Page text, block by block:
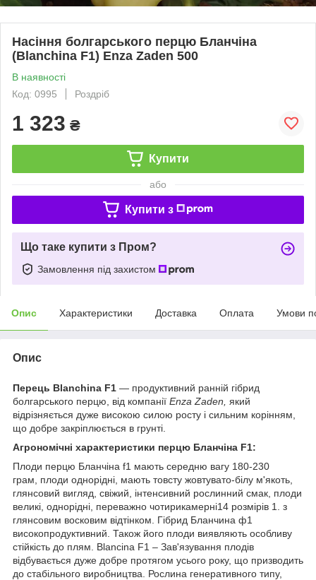
Насіння болгарського перцю Бланчіна
(Blanchina F1) Enza Zaden 500
В наявності
Код: 0995
Роздріб
1 323 ₴
Купити
або
Купити з
Що таке купити з Пром?
Замовлення під захистом
Опис Характеристики Доставка Оплата Умови
Опис
Перець Blanchina F1 — продуктивний ранній гібрид
болгарського перцю, від компанії Enza Zaden, який
відрізняється дуже високою силою росту і сильним корінням,
що добре закріплюється в грунті.
Агрономічні характеристики перцю Бланчіна F1:
Плоди перцю Бланчіна f1 мають середню вагу 180-230
грам, плоди однорідні, мають товсту жовтувато-білу м'якоть,
глянсовий вигляд, свіжий, інтенсивний рослинний смак, плоди
великі, однорідні, переважно чотирикамерні14 розмірів 1. з
глянсовим восковим відтінком. Гібрид Бланчина ф1
високопродуктивний. Також його плоди виявляють особливу
стійкість до плям. Blancina F1 – Зав'язування плодів
відбувається дуже добре протягом усього року, що призводить
до стабільного виробництва. Рослина генеративного типу,